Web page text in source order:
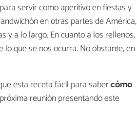
servir como aperitivo en fiestas y
en otras partes de América,
y a lo largo. En cuanto a los rellenos,
que se nos ocurra. No obstante, en
esta receta fácil para sabercómo
reunión presentando este